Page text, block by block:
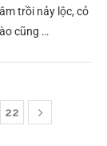
trồi nảy lộc, cỏ
cũng …
22